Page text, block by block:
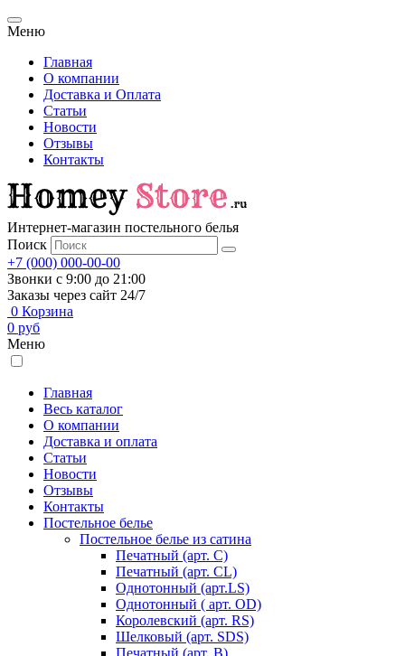
Меню
Главная
О компании
Доставка и Оплата
Статьи
Новости
Отзывы
Контакты
Интернет-магазин постельного белья
Поиск
+7 (000) 000-00-00
Звонки с 9:00 до 21:00
Заказы через сайт 24/7
0 Корзина
0 руб
Меню
Главная
Весь каталог
О компании
Доставка и оплата
Статьи
Новости
Отзывы
Контакты
Постельное белье
Постельное белье из сатина
Печатный (арт. С)
Печатный (арт. СL)
Однотонный (арт.LS)
Однотонный ( арт. OD)
Королевский (арт. RS)
Шелковый (арт. SDS)
Печатный (арт. В)